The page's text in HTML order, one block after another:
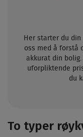
Her starter du
oss med å forstå
akkurat din
uforpliktende
du
To typer